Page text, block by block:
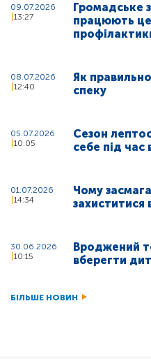
09.07.2026
13:27
Громадське
працюють
08.07.2026
12:40
Як
спеку
05.07.2026
10:05
Сезон
себе під час
01.07.2026
14:34
Чому
захиститися
30.06.2026
10:15
Вроджений
вберегти
БІЛЬШЕ НОВИН